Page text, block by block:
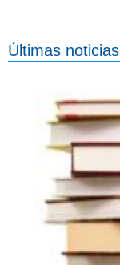
Últimas noticias